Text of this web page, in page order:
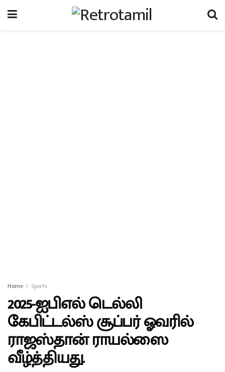
Home Sports
2025-ஐபிஎல் டெல்லி
கேபிட்டல்ஸ் சூப்பர் ஓவரில்
ராஜஸ்தான் ராயல்ஸை
வீழ்த்தியது.